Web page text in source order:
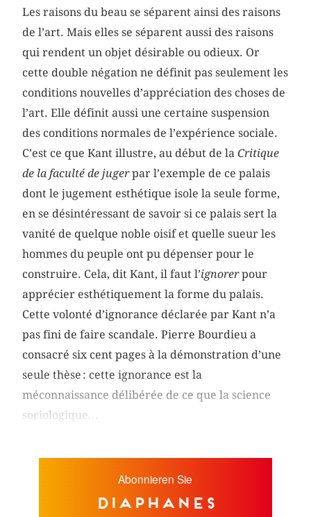
Les raisons du beau se séparent ainsi des raisons
de l’art. Mais elles se séparent aussi des raisons
qui rendent un objet désirable ou odieux. Or
cette double négation ne définit pas seulement les
conditions nouvelles d’appréciation des choses de
l’art. Elle définit aussi une certaine suspension
des conditions normales de l’expérience sociale.
C’est ce que Kant illustre, au début de laCritique
de la faculté de jugerpar l’exemple de ce palais
dont le jugement esthétique isole la seule forme,
en se désintéressant de savoir si ce palais sert la
vanité de quelque noble oisif et quelle sueur les
hommes du peuple ont pu dépenser pour le
construire. Cela, dit Kant, il faut l’ignorerpour
apprécier esthétiquement la forme du palais.
Cette volonté d’ignorance déclarée par Kant n’a
pas fini de faire scandale. Pierre Bourdieu a
consacré six cent pages à la démonstration d’une
seule thèse : cette ignorance est la
méconnaissance délibérée de ce que la science
sociologique...
Abonnieren Sie
diaphanes